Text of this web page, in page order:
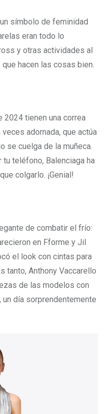
símbolo de feminidad
eran todo lo
y otras actividades al
hacen las cosas bien.
tienen una correa
adornada, que actúa
se cuelga de la muñeca.
teléfono, Balenciaga ha
colgarlo. ¡Genial!
de combatir el frío:
en Fforme y Jil
el look con cintas para
tanto, Anthony Vaccarello
de las modelos con
día sorprendentemente